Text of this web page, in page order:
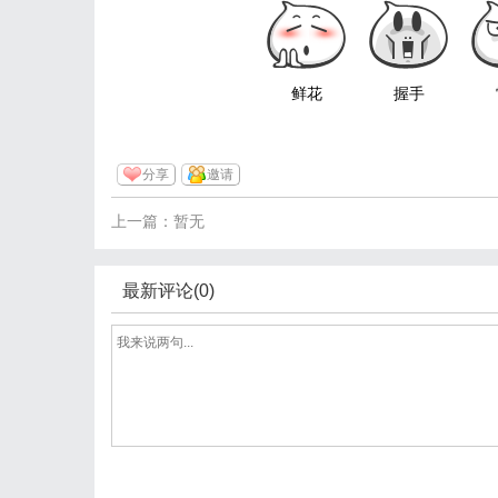
鲜花 握手
分享 邀请
上一篇：暂无
最新评论(0)